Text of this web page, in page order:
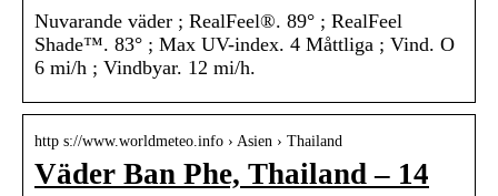
Nuvarande väder ; RealFeel®. 89° ; RealFeel
Shade™. 83° ; Max UV-index. 4 Måttliga ; Vind. O
6 mi/h ; Vindbyar. 12 mi/h.
http s://www.worldmeteo.info › Asien › Thailand
Väder Ban Phe, Thailand – 14